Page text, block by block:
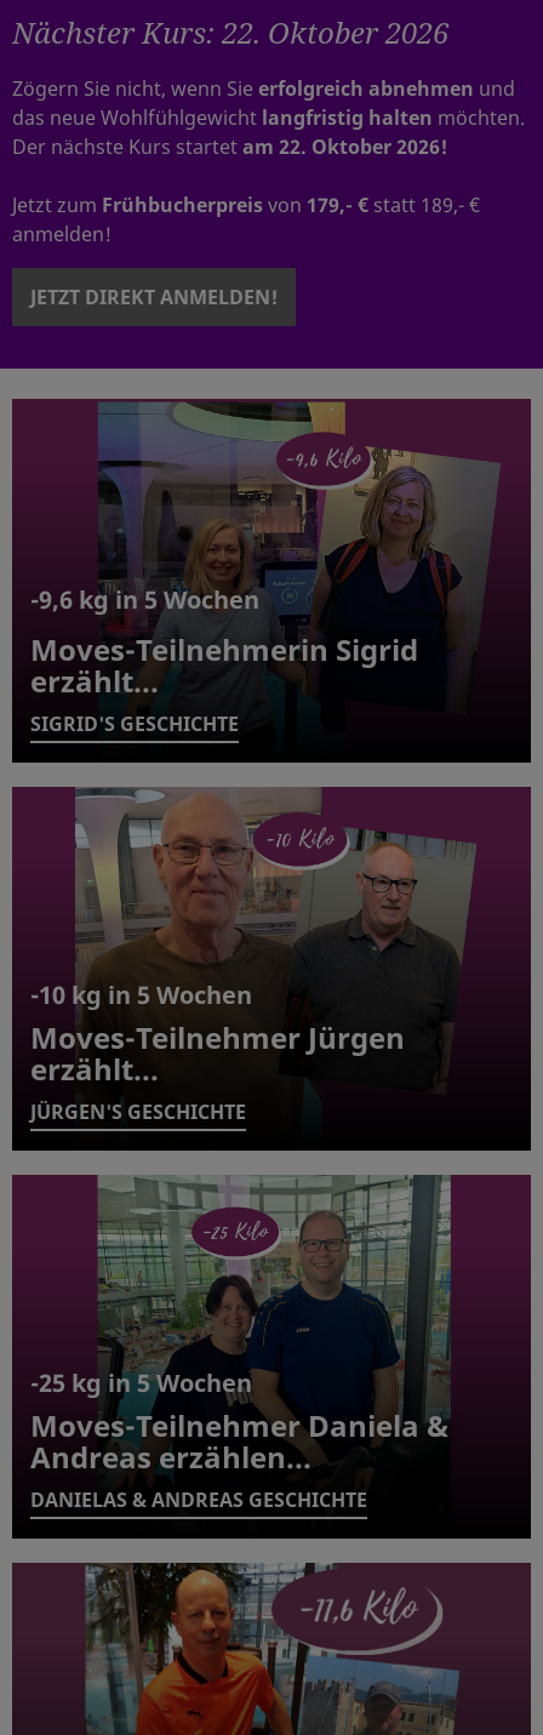
Nächster Kurs: 22. Oktober 2026
Zögern Sie nicht, wenn Sieerfolgreich abnehmen und
das neue Wohlfühlgewicht langfristig halten möchten.
Der nächste Kurs startetam 22. Oktober 2026!
Jetzt zum Frühbucherpreisvon 179,- € statt 189,- €
anmelden!
JETZT DIREKT ANMELDEN!
-9,6 kg in 5 Wochen
Moves-Teilnehmerin Sigrid
erzählt...
SIGRID'S GESCHICHTE
-10 kg in 5 Wochen
Moves-Teilnehmer Jürgen
erzählt...
JÜRGEN'S GESCHICHTE
-25 kg in 5 Wochen
Moves-Teilnehmer Daniela &
Andreas erzählen...
DANIELAS & ANDREAS GESCHICHTE